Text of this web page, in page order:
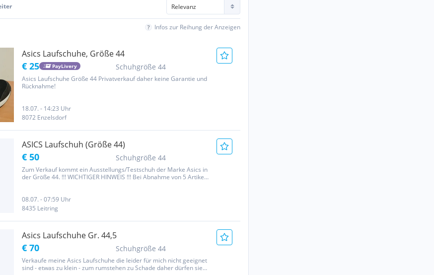
Infos zur Reihung der Anzeigen
Asics Laufschuhe, Größe 44
€ 25 PayLivery Schuhgröße 44
Asics Laufschuhe Größe 44 Privatverkauf daher keine Garantie und
Rücknahme!
18.07. - 14:23 Uhr
8072 Enzelsdorf
ASICS Laufschuh (Größe 44)
€ 50 Schuhgröße 44
Zum Verkauf kommt ein Ausstellungs/Testschuh der Marke Asics in
der Größe 44. !!! WICHTIGER HINWEIS !!! Bei Abnahme von 5 Artikel
08.07. - 07:59 Uhr
8435 Leitring
Asics Laufschuhe Gr. 44,5
€ 70 Schuhgröße 44
Verkaufe meine Asics Laufschuhe die leider für mich nicht geeignet
sind - etwas zu klein - zum rumstehen zu Schade daher dürfen sie